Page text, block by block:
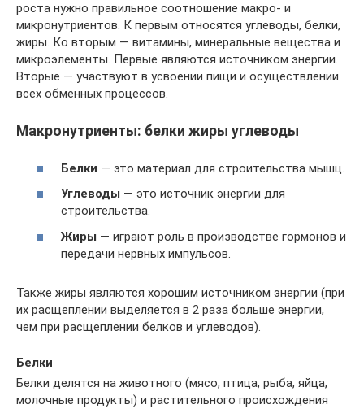
роста нужно правильное соотношение макро- и
микронутриентов. К первым относятся углеводы, белки,
жиры. Ко вторым — витамины, минеральные вещества и
микроэлементы. Первые являются источником энергии.
Вторые — участвуют в усвоении пищи и осуществлении
всех обменных процессов.
Макронутриенты: белки жиры углеводы
Белки — это материал для строительства мышц.
Углеводы — это источник энергии для
строительства.
Жиры — играют роль в производстве гормонов и
передачи нервных импульсов.
Также жиры являются хорошим источником энергии (при
их расщеплении выделяется в 2 раза больше энергии,
чем при расщеплении белков и углеводов).
Белки
Белки делятся на животного (мясо, птица, рыба, яйца,
молочные продукты) и растительного происхождения